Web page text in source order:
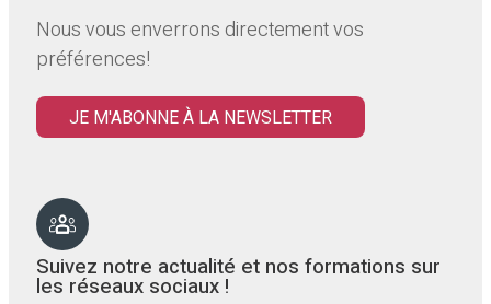
Nous vous enverrons directement vos
préférences!
JE M'ABONNE À LA NEWSLETTER
Suivez notre actualité et nos formations sur
les réseaux sociaux !